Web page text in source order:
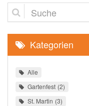
Suche
Kategorien
Alle
Gartenfest 2
St. Martin 3